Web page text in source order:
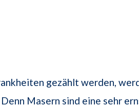
gezählt werden,
Masern sind eine sehr